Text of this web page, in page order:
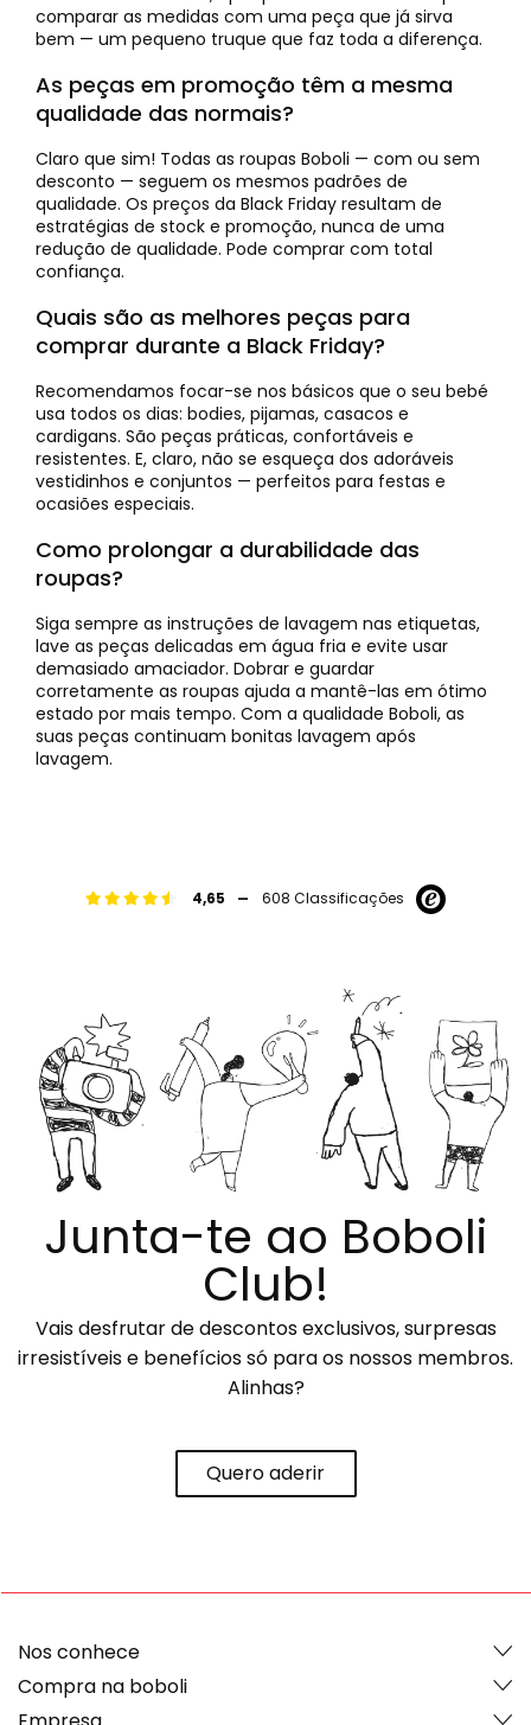
comparar as medidas com uma peça que já sirva
bem — um pequeno truque que faz toda a diferença.
As peças em promoção têm a mesma
qualidade das normais?
Claro que sim! Todas as roupas Boboli — com ou sem
desconto — seguem os mesmos padrões de
qualidade. Os preços da Black Friday resultam de
estratégias de stock e promoção, nunca de uma
redução de qualidade. Pode comprar com total
confiança.
Quais são as melhores peças para
comprar durante a Black Friday?
Recomendamos focar-se nos básicos que o seu bebé
usa todos os dias: bodies, pijamas, casacos e
cardigans. São peças práticas, confortáveis e
resistentes. E, claro, não se esqueça dos adoráveis
vestidinhos e conjuntos — perfeitos para festas e
ocasiões especiais.
Como prolongar a durabilidade das
roupas?
Siga sempre as instruções de lavagem nas etiquetas,
lave as peças delicadas em água fria e evite usar
demasiado amaciador. Dobrar e guardar
corretamente as roupas ajuda a mantê-las em ótimo
estado por mais tempo. Com a qualidade Boboli, as
suas peças continuam bonitas lavagem após
lavagem.
4,65 - 608 Classificações
Junta-te ao Boboli
Club!
Vais desfrutar de descontos exclusivos, surpresas
irresistíveis e benefícios só para os nossos membros.
Alinhas?
Quero aderir
Nos conhece
Compra na boboli